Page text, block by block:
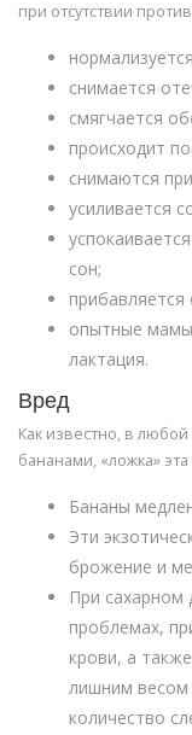
при отсутствии
снимается
смягчается
происходит
снимаются
усиливается
сон;
прибавляется
опытные мамы
лактация.
Вред
Как известно, в любой
бананами, «ложка»
Бананы
Эти
брожение и
При
проблемах,
крови, а
лишним весом
количество